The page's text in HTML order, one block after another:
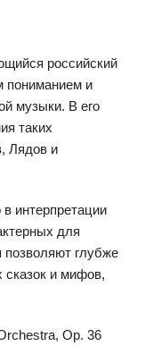
российский
пониманием и
музыки. В его
таких
Лядов и
интерпретации
для
позволяют глубже
сказок и мифов,
Op. 36